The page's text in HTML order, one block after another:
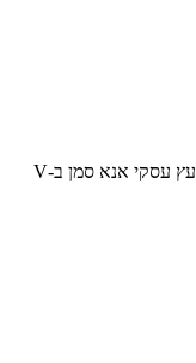
ועכשיו רק סיסמה ואנחנו בפנים... (מומחה או יועץ עסקי אנא סמן ב-V